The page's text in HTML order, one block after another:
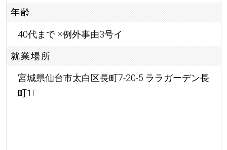
年齢
40代まで ※例外事由3号イ
就業場所
宮城県仙台市太白区長町7-20-5 ララガーデン長
町1F